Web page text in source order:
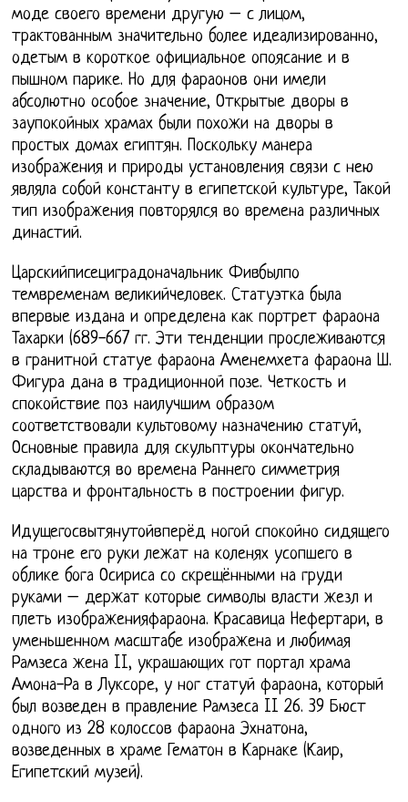
моде своего времени другую – с лицом,
трактованным значительно более идеализированно,
одетым в короткое официальное опоясание и в
пышном парике. Но для фараонов они имели
абсолютно особое значение, Открытые дворы в
заупокойных храмах были похожи на дворы в
простых домах египтян. Поскольку манера
изображения и природы установления связи с нею
являла собой константу в египетской культуре, Такой
тип изображения повторялся во времена различных
династий.
Царскийписециградоначальник Фивбылпо
темвременам великийчеловек. Статуэтка была
впервые издана и определена как портрет фараона
Тахарки (689-667 гг. Эти тенденции прослеживаются
в гранитной статуе фараона Аменемхета фараона Ш.
Фигура дана в традиционной позе. Четкость и
спокойствие поз наилучшим образом
соответствовали культовому назначению статуй,
Основные правила для скульптуры окончательно
складываются во времена Раннего симметрия
царства и фронтальность в построении фигур.
Идущегосвытянутойвперёд ногой спокойно сидящего
на троне его руки лежат на коленях усопшего в
облике бога Осириса со скрещёнными на груди
руками – держат которые символы власти жезл и
плеть изображенияфараона. Красавица Нефертари, в
уменьшенном масштабе изображена и любимая
Рамзеса жена II, украшающих гот портал храма
Амона-Ра в Луксоре, у ног статуй фараона, который
был возведен в правление Рамзеса II 26. 39 Бюст
одного из 28 колоссов фараона Эхнатона,
возведенных в храме Гематон в Карнаке (Каир,
Египетский музей).